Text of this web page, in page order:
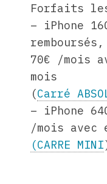
Forfaits
– iPhone
70€ /mois
mois
(Carré
– iPhone
/mois avec
(CARRE MINI